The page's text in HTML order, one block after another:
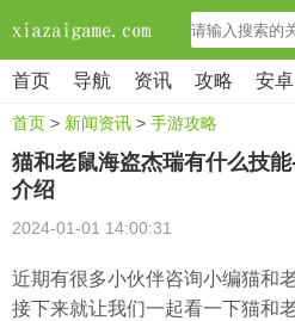
首页 导航 资讯 攻略 安卓
首页 > 新闻资讯 > 手游攻略
猫和老鼠海盗杰瑞有什么技
介绍
2024-01-01 14:00:31
近期有很多小伙伴咨询小编猫和
接下来就让我们一起看一下猫和